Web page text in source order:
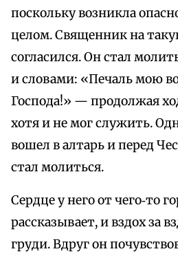
поскольку возникла
целом. Священник на
согласился. Он стал
и словами: «Печаль мою
Господа!» — продолжая
хотя и не мог служить.
вошел в алтарь и перед
стал молиться.
Сердце у него от чего‑то
рассказывает, и вздох за
груди. Вдруг он